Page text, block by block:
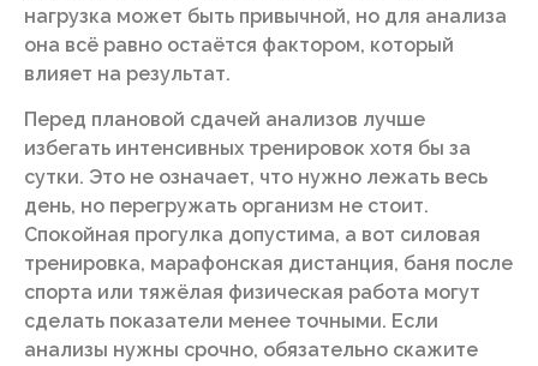
нагрузка может быть привычной, но для анализа
она всё равно остаётся фактором, который
влияет на результат.
Перед плановой сдачей анализов лучше
избегать интенсивных тренировок хотя бы за
сутки. Это не означает, что нужно лежать весь
день, но перегружать организм не стоит.
Спокойная прогулка допустима, а вот силовая
тренировка, марафонская дистанция, баня после
спорта или тяжёлая физическая работа могут
сделать показатели менее точными. Если
анализы нужны срочно, обязательно скажите